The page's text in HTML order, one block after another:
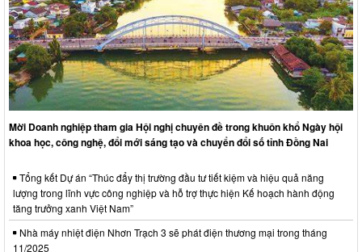
Mời Doanh nghiệp tham gia Hội nghị chuyên đề trong khuôn khổ Ngày hội
khoa học, công nghệ, đổi mới sáng tạo và chuyển đổi số tỉnh Đồng Nai
Tổng kết Dự án “Thúc đẩy thị trường đầu tư tiết kiệm và hiệu quả năng
lượng trong lĩnh vực công nghiệp và hỗ trợ thực hiện Kế hoạch hành động
tăng trưởng xanh Việt Nam”
Nhà máy nhiệt điện Nhơn Trạch 3 sẽ phát điện thương mại trong tháng
11/2025